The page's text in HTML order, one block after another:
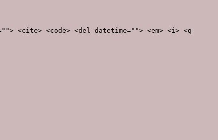
<cite> <code> <del datetime=""> <em> <i> <q